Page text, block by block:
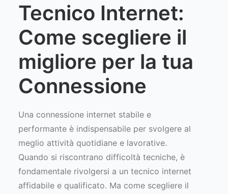
Tecnico Internet:
Come scegliere il
migliore per la tua
Connessione
Una connessione internet stabile e
performante è indispensabile per svolgere al
meglio attività quotidiane e lavorative.
Quando si riscontrano difficoltà tecniche, è
fondamentale rivolgersi a un tecnico internet
affidabile e qualificato. Ma come scegliere il